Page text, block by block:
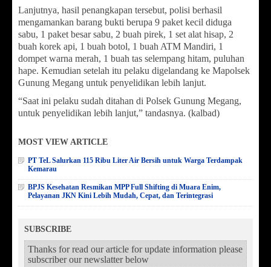
Lanjutnya, hasil penangkapan tersebut, polisi berhasil
mengamankan barang bukti berupa 9 paket kecil diduga
sabu, 1 paket besar sabu, 2 buah pirek, 1 set alat hisap, 2
buah korek api, 1 buah botol, 1 buah ATM Mandiri, 1
dompet warna merah, 1 buah tas selempang hitam, puluhan
hape. Kemudian setelah itu pelaku digelandang ke Mapolsek
Gunung Megang untuk penyelidikan lebih lanjut.
“Saat ini pelaku sudah ditahan di Polsek Gunung Megang,
untuk penyelidikan lebih lanjut,” tandasnya. (kalbad)
MOST VIEW ARTICLE
PT TeL Salurkan 115 Ribu Liter Air Bersih untuk Warga Terdampak
Kemarau
BPJS Kesehatan Resmikan MPP Full Shifting di Muara Enim,
Pelayanan JKN Kini Lebih Mudah, Cepat, dan Terintegrasi
SUBSCRIBE
Thanks for read our article for update information please
subscriber our newslatter below